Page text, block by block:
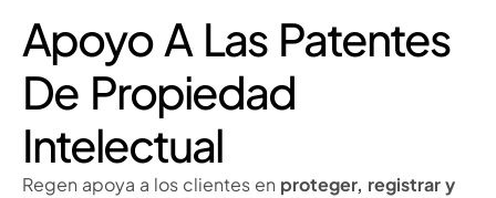
Apoyo A Las Patentes
De Propiedad
Intelectual
Regen apoya a los clientes en proteger, registrar y